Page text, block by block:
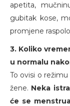
apetita,
gubitak kose,
promjene
3. Koliko
u normalu
To ovisi o
žene. Neka
će se